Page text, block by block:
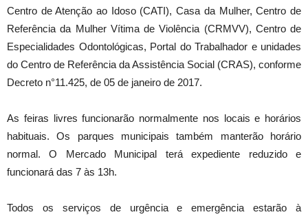
Centro de Atenção ao Idoso (CATI), Casa da Mulher, Centro de
Referência da Mulher Vítima de Violência (CRMVV), Centro de
Especialidades Odontológicas, Portal do Trabalhador e unidades
do Centro de Referência da Assistência Social (CRAS), conforme
Decreto n°11.425, de 05 de janeiro de 2017.
As feiras livres funcionarão normalmente nos locais e horários
habituais. Os parques municipais também manterão horário
normal. O Mercado Municipal terá expediente reduzido e
funcionará das 7 às 13h.
Todos os serviços de urgência e emergência estarão à